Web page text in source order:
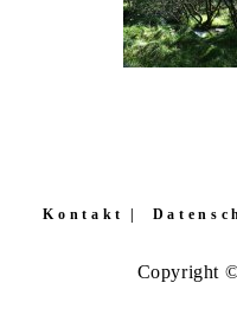
Kontakt
Copyright